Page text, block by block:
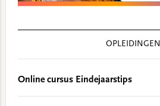
OPLEIDINGEN
Online cursus Eindejaarstips